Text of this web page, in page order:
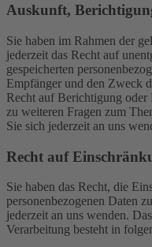
Auskunft,
Sie haben im Rahmen der
jederzeit das Recht auf
gespeicherten
Empfänger und den Zweck
Recht auf Berichtigung
zu weiteren Fragen zum
Sie sich jederzeit an uns
Recht auf
Sie haben das Recht, die
personenbezogenen Daten
jederzeit an uns wenden.
Verarbeitung besteht in